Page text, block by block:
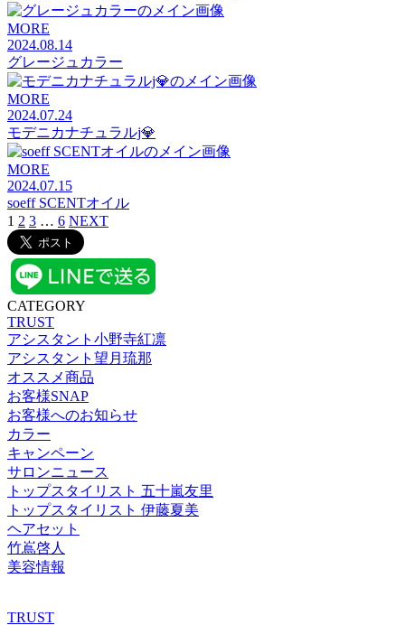
MORE
2024.08.14
グレージュカラー
MORE
2024.07.24
モデニカナチュラルj💎
MORE
2024.07.15
soeff SCENTオイル
1 2 3 … 6 NEXT
CATEGORY
TRUST
アシスタント小野寺紅凛
アシスタント望月琉那
オススメ商品
お客様SNAP
お客様へのお知らせ
カラー
キャンペーン
サロンニュース
トップスタイリスト 五十嵐友里
トップスタイリスト 伊藤夏美
ヘアセット
竹嶌啓人
美容情報
TRUST